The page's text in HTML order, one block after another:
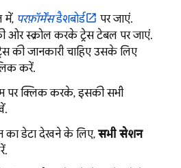
में, परफ़ॉर्मेंसडैशबोर्ड
पर जाएं.
ओर स्क्रोल करके ट्रेस टेबल पर जाएं.
की जानकारी चाहिए उसके लिए
करें.
पर क्लिक करके, इसकी सभी
का डेटा देखने के लिए, सभी सेशन